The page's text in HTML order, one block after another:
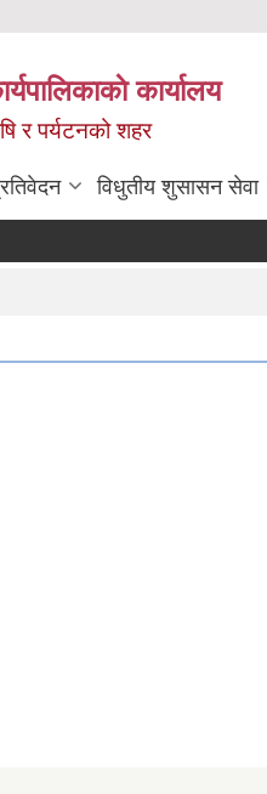
कार्यालय
र पर्यटनको शहर
विधुतीय शुसासन सेवा